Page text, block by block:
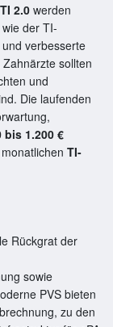
TI 2.0 werden
der TI-
verbesserte
sollten
und
Die laufenden
bis 1.200 €
TI-
Rückgrat der
sowie
PVS bieten
zu den